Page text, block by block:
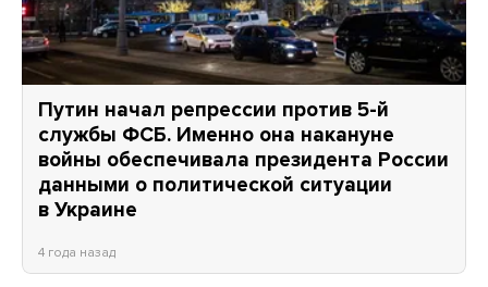
Путин начал репрессии против 5-й
службы ФСБ. Именно она накануне
войны обеспечивала президента России
данными о политической ситуации
в Украине
4 года назад